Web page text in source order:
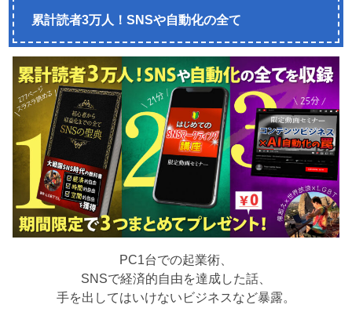
累計読者3万人！SNSや自動化の全て
PC1台での起業術、
SNSで経済的自由を達成した話、
手を出してはいけないビジネスなど暴露。